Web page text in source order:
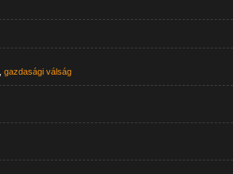
,gazdasági válság